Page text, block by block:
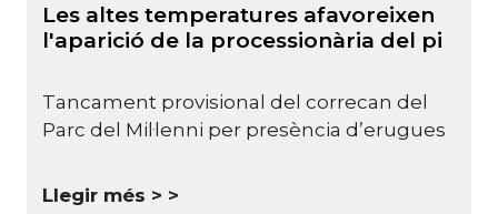
Les altes temperatures afavoreixen
l'aparició de la processionària del pi
Tancament provisional del correcan del
Parc del Mil·lenni per presència d’erugues
Llegir més >